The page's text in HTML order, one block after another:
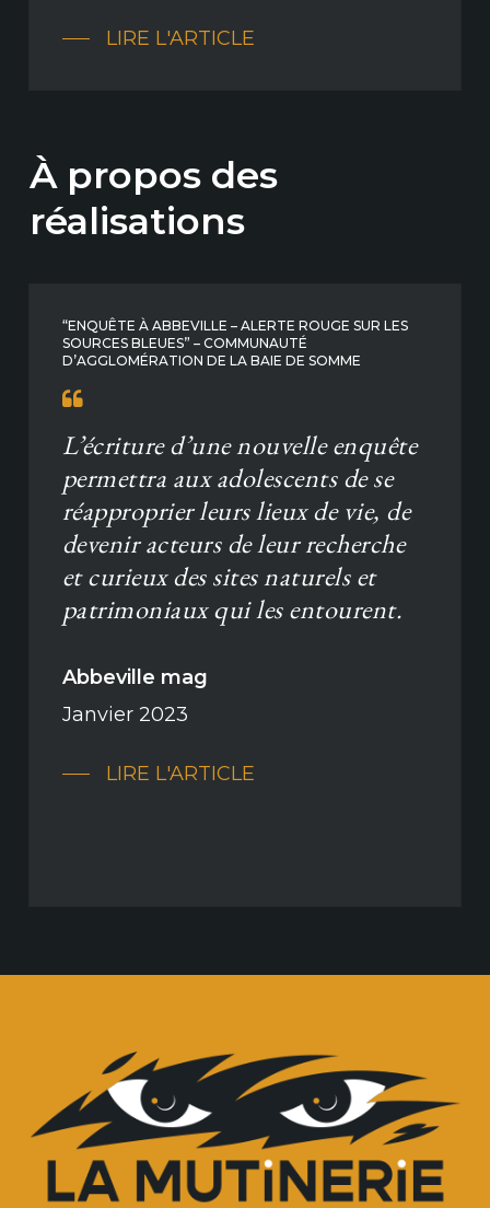
LIRE L'ARTICLE
À propos des
réalisations
“ENQUÊTE À ABBEVILLE – ALERTE ROUGE SUR LES
SOURCES BLEUES” – COMMUNAUTÉ
D’AGGLOMÉRATION DE LA BAIE DE SOMME
L’écriture d’une nouvelle enquête
permettra aux adolescents de se
réapproprier leurs lieux de vie, de
devenir acteurs de leur recherche
et curieux des sites naturels et
patrimoniaux qui les entourent.
Abbeville mag
Janvier 2023
LIRE L'ARTICLE